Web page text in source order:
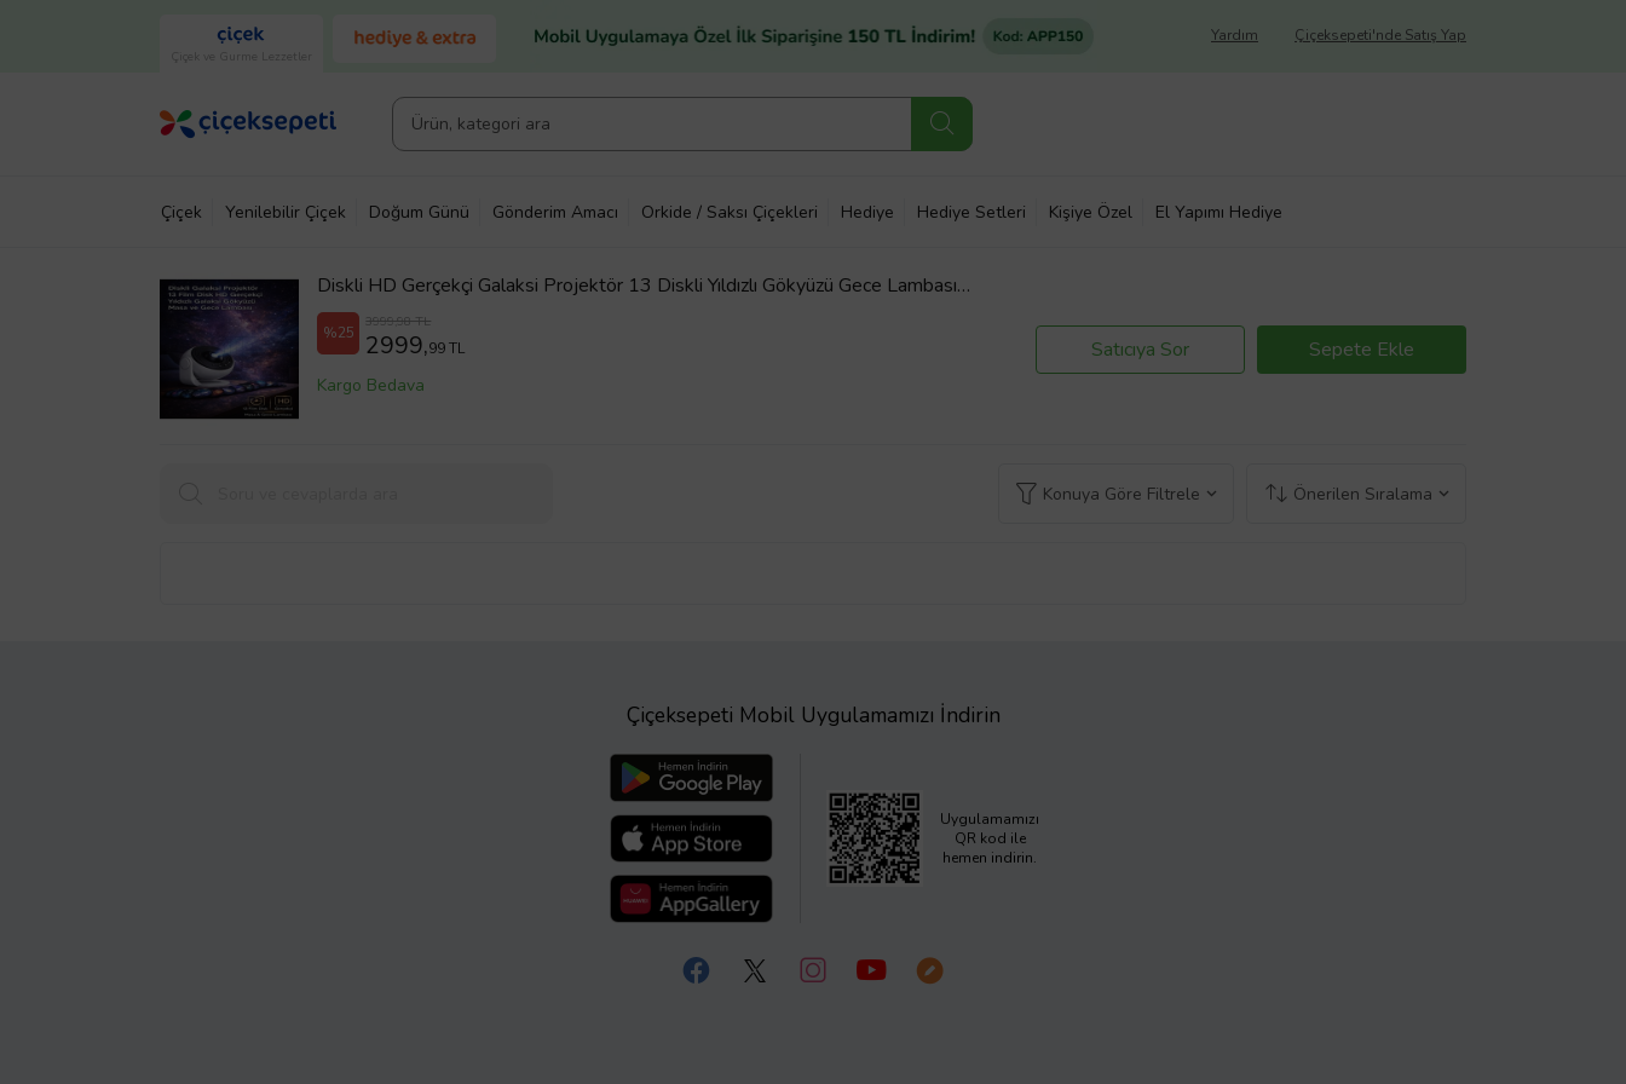
Çiçek ve Gurme Lezzetler
Çiçeksepeti'nde Satış Yap
Yardım
Çiçek Yenilebilir Çiçek Doğum Günü Gönderim Amacı Orkide / Saksı Çiçekleri Hediye Hediye Setleri Kişiye Özel El Yapımı Hediye
Diskli HD Gerçekçi Galaksi Projektör 13 Diskli Yıldızlı Gökyüzü Gece Lambası
(Siyah)
%25
3999,98 TL
2999,99 TL
Kargo Bedava
Satıcıya Sor Sepete Ekle
Konuya Göre Filtrele Önerilen Sıralama
Çiçeksepeti Mobil Uygulamamızı İndirin
Uygulamamızı
QR kod ile
hemen indirin.